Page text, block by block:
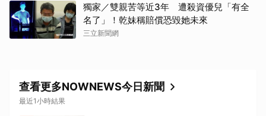
獨家／雙親苦等近3年 遭殺資優兒「有全
名了」！乾妹稱賠償恐毀她未來
三立新聞網
查看更多NOWNEWS今日新聞
最近1小時結果